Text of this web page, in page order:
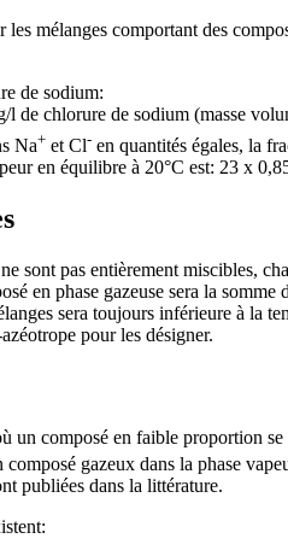
mélanges comportant des
de sodium:
l de chlorure de sodium (masse
Na+ et Cl- en quantités égales, la
en équilibre à 20°C est: 23 x
sont pas entièrement miscibles,
en phase gazeuse sera la
sera toujours inférieure à la
pour les désigner.
un composé en faible proportion
gazeux dans la phase
publiées dans la littérature.